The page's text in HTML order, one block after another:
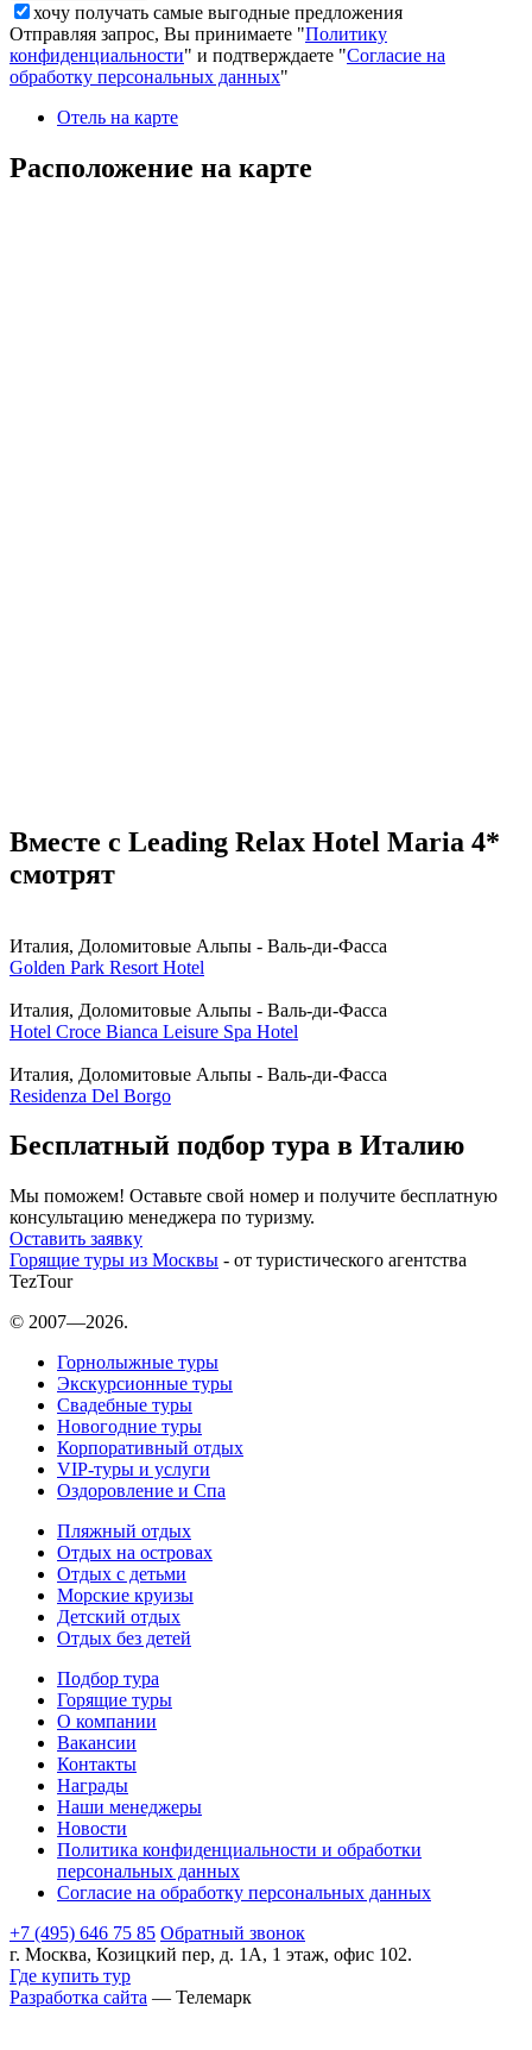
хочу получать самые выгодные предложения
Отправляя запрос, Вы принимаете "Политику
конфиденциальности" и подтверждаете "Согласие на
обработку персональных данных"
Отель на карте
Расположение на карте
Вместе с Leading Relax Hotel Maria 4*
смотрят
Италия, Доломитовые Альпы - Валь-ди-Фасса
Golden Park Resort Hotel
Италия, Доломитовые Альпы - Валь-ди-Фасса
Hotel Croce Bianca Leisure Spa Hotel
Италия, Доломитовые Альпы - Валь-ди-Фасса
Residenza Del Borgo
Бесплатный подбор тура в Италию
Мы поможем! Оставьте свой номер и получите бесплатную
консультацию менеджера по туризму.
Оставить заявку
Горящие туры из Москвы - от туристического агентства
TezTour
© 2007—2026.
Горнолыжные туры
Экскурсионные туры
Свадебные туры
Новогодние туры
Корпоративный отдых
VIP-туры и услуги
Оздоровление и Спа
Пляжный отдых
Отдых на островах
Отдых с детьми
Морские круизы
Детский отдых
Отдых без детей
Подбор тура
Горящие туры
О компании
Вакансии
Контакты
Награды
Наши менеджеры
Новости
Политика конфиденциальности и обработки
персональных данных
Согласие на обработку персональных данных
+7 (495) 646 75 85 Обратный звонок
г. Москва, Козицкий пер, д. 1А, 1 этаж, офис 102.
Где купить тур
Разработка сайта — Телемарк